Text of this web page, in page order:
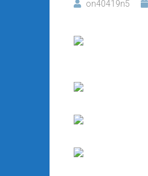
료
담
on40419n5